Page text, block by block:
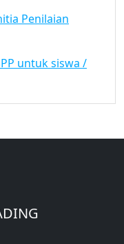
Penilaian
untuk siswa /